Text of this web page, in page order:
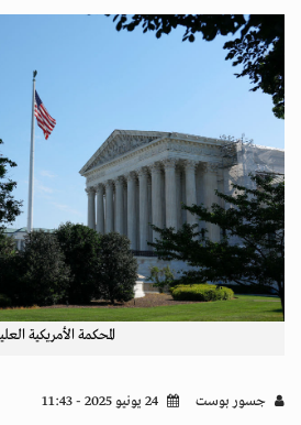
n
المحكمة الأمريكية
جسور بوست